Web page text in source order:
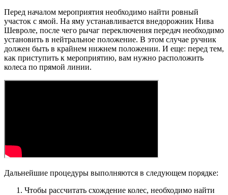
Перед началом мероприятия необходимо найти ровный
участок с ямой. На яму устанавливается внедорожник Нива
Шевроле, после чего рычаг переключения передач необходимо
установить в нейтральное положение. В этом случае ручник
должен быть в крайнем нижнем положении. И еще: перед тем,
как приступить к мероприятию, вам нужно расположить
колеса по прямой линии.
Дальнейшие процедуры выполняются в следующем порядке:
Чтобы рассчитать схождение колес, необходимо найти